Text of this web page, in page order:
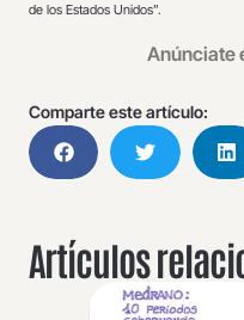
de los Estados Unidos”.
Anúnciate
Comparte este artículo:
Artículos